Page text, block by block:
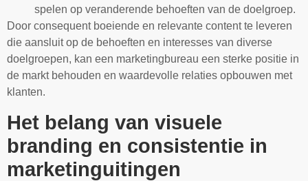
spelen op veranderende behoeften van de doelgroep.
Door consequent boeiende en relevante content te leveren
die aansluit op de behoeften en interesses van diverse
doelgroepen, kan een marketingbureau een sterke positie in
de markt behouden en waardevolle relaties opbouwen met
klanten.
Het belang van visuele
branding en consistentie in
marketinguitingen